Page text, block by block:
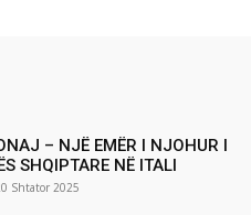
– NJË EMËR I NJOHUR I
SHQIPTARE NË ITALI
Shtator 2025